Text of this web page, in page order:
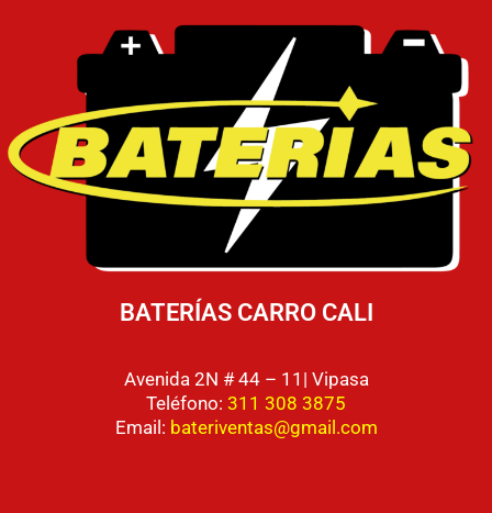
BATERÍAS CARRO CALI
Avenida 2N # 44 – 11| Vipasa
Teléfono: 311 308 3875
Email: bateriventas@gmail.com